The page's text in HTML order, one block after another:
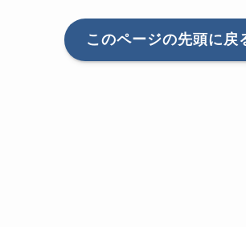
このページの先頭に戻